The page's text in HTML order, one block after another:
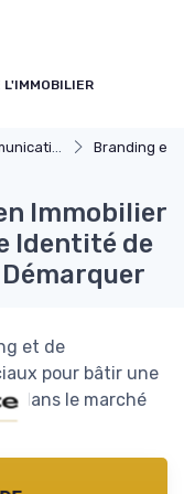
L'IMMOBILIER
Branding et
Immobilier
Identité de
et de
pour bâtir une
dans le marché